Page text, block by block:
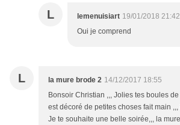
L lemenuisiart 19/01/2018 21:42
Oui je comprend
L la mure brode 2 14/12/2017 18:55
Bonsoir Christian ,,, Jolies tes boules
est décoré de petites choses fait main
Je te souhaite une belle soirée,,, la